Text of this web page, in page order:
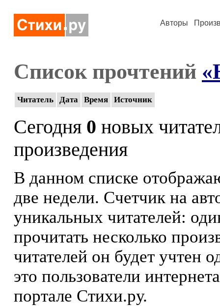
Авторы
Список прочтений
Читатель Дата Время Источник
Сегодня 0 новых
произведения
В данном списке
две недели. Счетчик на
уникальных читателей:
прочитать несколько
читателей он будет учтен
это пользователи
портале Стихи.ру.